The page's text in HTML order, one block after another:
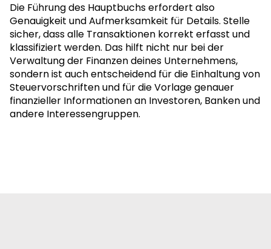
Die Führung des Hauptbuchs erfordert also
Genauigkeit und Aufmerksamkeit für Details. Stelle
sicher, dass alle Transaktionen korrekt erfasst und
klassifiziert werden. Das hilft nicht nur bei der
Verwaltung der Finanzen deines Unternehmens,
sondern ist auch entscheidend für die Einhaltung von
Steuervorschriften und für die Vorlage genauer
finanzieller Informationen an Investoren, Banken und
andere Interessengruppen.